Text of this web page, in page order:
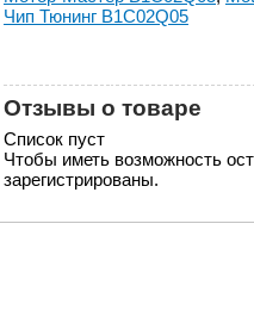
Чип Тюнинг B1C02Q05
Отзывы о товаре
Список пуст
Чтобы иметь возможность
зарегистрированы.